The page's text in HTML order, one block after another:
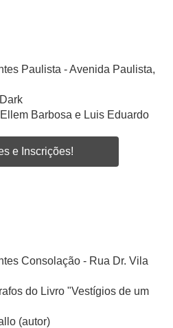
Paulista - Avenida Paulista,
Barbosa e Luis Eduardo
e Inscrições!
Consolação - Rua Dr. Vila
do Livro "Vestígios de um
(autor)